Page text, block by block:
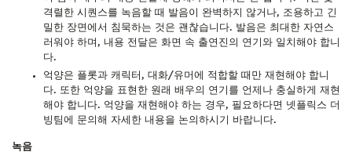
격렬한 시퀀스를 녹음할 때 발음이 완벽하지 않거나, 조용하고 긴
밀한 장면에서 침묵하는 것은 괜찮습니다. 발음은 최대한 자연스
러워야 하며, 내용 전달은 화면 속 출연진의 연기와 일치해야 합니
다.
억양은 플롯과 캐릭터, 대화/유머에 적합할 때만 재현해야 합니
다. 또한 억양을 표현한 원래 배우의 연기를 언제나 충실하게 재현
해야 합니다. 억양을 재현해야 하는 경우, 필요하다면 넷플릭스 더
빙팀에 문의해 자세한 내용을 논의하시기 바랍니다.
녹음